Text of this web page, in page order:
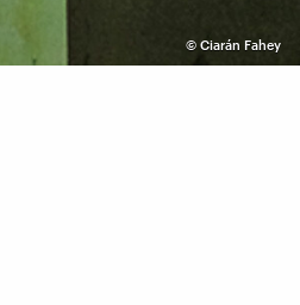
© ​Ciarán Fahey